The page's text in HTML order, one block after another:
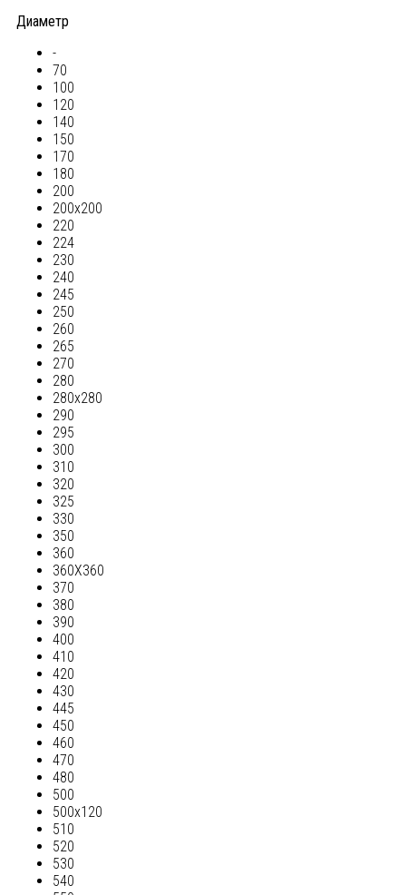
Диаметр
-
70
100
120
140
150
170
180
200
200х200
220
224
230
240
245
250
260
265
270
280
280х280
290
295
300
310
320
325
330
350
360
360Х360
370
380
390
400
410
420
430
445
450
460
470
480
500
500х120
510
520
530
540